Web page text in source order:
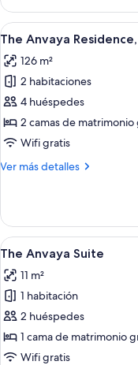
Anvaya
Villa,
2
Abrir
todas
las
fotos
de
The
Anvaya
2
8
The Anvaya
126 m²
2 habitaciones
4 huéspedes
2 camas de matrimonio
Wifi gratis
Ver más detalles
Más
Anvaya
Residence,
2
Abrir
todas
las
fotos
de
The
Anvaya
6
The Anvaya Suite
11 m²
1 habitación
2 huéspedes
1 cama de matrimonio
Wifi gratis